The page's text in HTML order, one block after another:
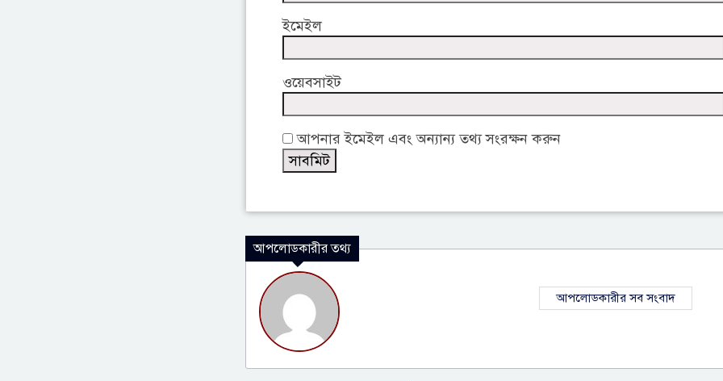
ইমেইল
ওয়েবসাইট
আপনার ইমেইল এবং অন্যান্য তথ্য সংরক্ষন করুন
আপলোডকারীর তথ্য
আপলোডকারীর সব সংবাদ